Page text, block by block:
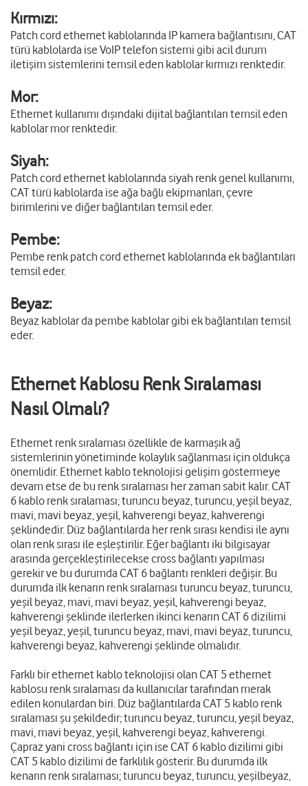
Kırmızı:
Patch cord ethernet kablolarında IP kamera bağlantısını, CAT
türü kablolarda ise VoIP telefon sistemi gibi acil durum
iletişim sistemlerini temsil eden kablolar kırmızı renktedir.
Mor:
Ethernet kullanımı dışındaki dijital bağlantıları temsil eden
kablolar mor renktedir.
Siyah:
Patch cord ethernet kablolarında siyah renk genel kullanımı,
CAT türü kablolarda ise ağa bağlı ekipmanları, çevre
birimlerini ve diğer bağlantıları temsil eder.
Pembe:
Pembe renk patch cord ethernet kablolarında ek bağlantıları
temsil eder.
Beyaz:
Beyaz kablolar da pembe kablolar gibi ek bağlantıları temsil
eder.
Ethernet Kablosu Renk Sıralaması
Nasıl Olmalı?
Ethernet renk sıralaması özellikle de karmaşık ağ
sistemlerinin yönetiminde kolaylık sağlanması için oldukça
önemlidir. Ethernet kablo teknolojisi gelişim göstermeye
devam etse de bu renk sıralaması her zaman sabit kalır. CAT
6 kablo renk sıralaması; turuncu beyaz, turuncu, yeşil beyaz,
mavi, mavi beyaz, yeşil, kahverengi beyaz, kahverengi
şeklindedir. Düz bağlantılarda her renk sırası kendisi ile aynı
olan renk sırası ile eşleştirilir. Eğer bağlantı iki bilgisayar
arasında gerçekleştirilecekse cross bağlantı yapılması
gerekir ve bu durumda CAT 6 bağlantı renkleri değişir. Bu
durumda ilk kenarın renk sıralaması turuncu beyaz, turuncu,
yeşil beyaz, mavi, mavi beyaz, yeşil, kahverengi beyaz,
kahverengi şeklinde ilerlerken ikinci kenarın CAT 6 dizilimi
yeşil beyaz, yeşil, turuncu beyaz, mavi, mavi beyaz, turuncu,
kahverengi beyaz, kahverengi şeklinde olmalıdır.
Farklı bir ethernet kablo teknolojisi olan CAT 5 ethernet
kablosu renk sıralaması da kullanıcılar tarafından merak
edilen konulardan biri. Düz bağlantılarda CAT 5 kablo renk
sıralaması şu şekildedir; turuncu beyaz, turuncu, yeşil beyaz,
mavi, mavi beyaz, yeşil, kahverengi beyaz, kahverengi.
Çapraz yani cross bağlantı için ise CAT 6 kablo dizilimi gibi
CAT 5 kablo dizilimi de farklılık gösterir. Bu durumda ilk
kenarın renk sıralaması; turuncu beyaz, turuncu, yeşilbeyaz,